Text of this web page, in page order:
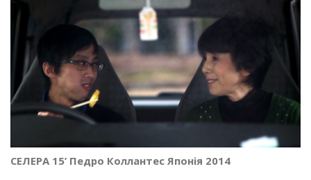
СЕЛЕРА 15’ Педро Коллантес Японія 2014